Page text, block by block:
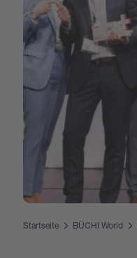
Startseite BÜCHI World